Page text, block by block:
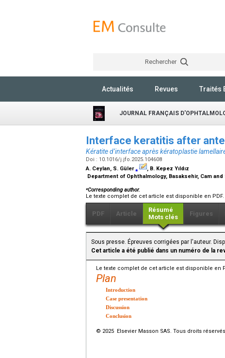
Rechercher
Actualités Revues Traités
JOURNAL FRANÇAIS
Interface keratitis after
Kératite d’interface après kératoplastie
Doi : 10.1016/j.jfo.2025.104608
A. Ceylan, S. Güler⁎
, B. Kepez Yıldız
Department of Ophthalmology, Basaksehir, Cam
⁎Corresponding author.
Le texte complet de cet article est disponible en PDF.
PDF Article
Résumé
Mots clés
Figures
Sous presse. Épreuves corrigées par l'auteur.
Cet article a été publié dans un numéro de la
Le texte complet de cet article est disponible en
Plan
Introduction
Case presentation
Discussion
Conclusion
© 2025 Elsevier Masson SAS. Tous droits